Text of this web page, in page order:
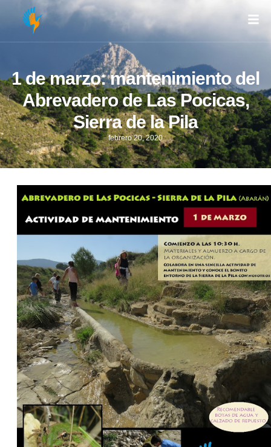
1 de marzo: mantenimiento del
Abrevadero de Las Pocicas,
Sierra de la Pila
febrero 20, 2020